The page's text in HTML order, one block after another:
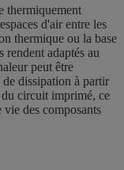
thermiquement
d'air entre les
thermique ou la base
adaptés au
peut être
dissipation à partir
du circuit imprimé, ce
des composants